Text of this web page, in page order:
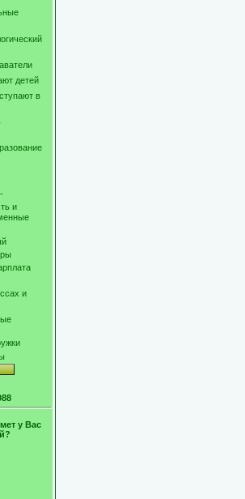
детей
в
и
и
у Вас